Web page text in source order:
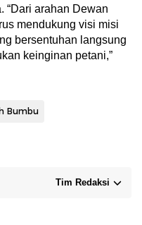
“Dari arahan Dewan
mendukung visi misi
bersentuhan langsung
keinginan petani,”
Bumbu
Tim Redaksi